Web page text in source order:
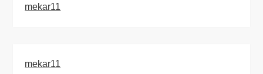
mekar11
mekar11